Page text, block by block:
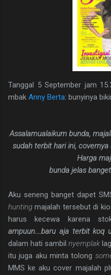
Tanggal 5 September jam
mbak Anny Berta: bunyinya
Assalamualaikum bunda,
sudah terbit hari ini,
Harga
bunda jelas
Aku seneng banget dapet
hunting majalah tersebut di
harus kecewa karena
ampuun....baru aja terbit koq
dalam hati sambil nyemplak
itu juga aku minta tolong
MMS ke aku cover majalah